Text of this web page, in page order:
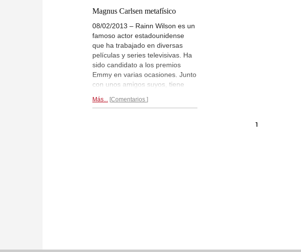
Magnus Carlsen metafísico
08/02/2013 – Rainn Wilson es un
famoso actor estadounidense
que ha trabajado en diversas
películas y series televisivas. Ha
sido candidato a los premios
Emmy en varias ocasiones. Junto
con unos amigos suyos, tiene
SoulPancake(De ella es la
Más... Comentarios
1